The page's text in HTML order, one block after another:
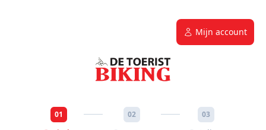
Mijn account
01 02 03